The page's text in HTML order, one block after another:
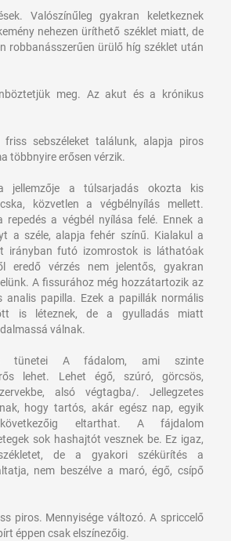
Valószínűleg gyakran keletkeznek
nehezen üríthető széklet miatt, de
robbanásszerűen ürülő híg széklet után
meg. Az akut és a krónikus
sebszéleket találunk, alapja piros
többnyire erősen vérzik.
jellemzője a túlsarjadás okozta kis
közvetlen a végbélnyílás mellett.
repedés a végbél nyílása felé. Ennek a
a széle, alapja fehér színű. Kialakul a
irányban futó izomrostok is láthatóak
eredő vérzés nem jelentős, gyakran
A fissurához még hozzátartozik az
analis papilla. Ezek a papillák normális
is léteznek, de a gyulladás miatt
válnak.
tüneteiA fádalom, ami szinte
lehet. Lehet égő, szúró, görcsös,
alsó végtagba/. Jellegzetes
hogy tartós, akár egész nap, egyik
eltarthat. A fájdalom
sok hashajtót vesznek be. Ez igaz,
de a gyakori székürítés a
nem beszélve a maró, égő, csípő
piros. Mennyisége változó. A spriccelő
éppen csak elszínezőig.